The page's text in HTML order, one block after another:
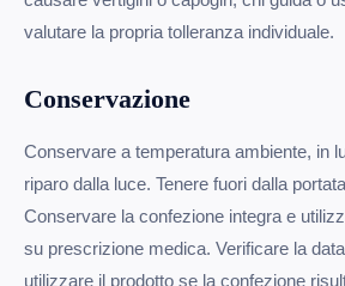
valutare la propria tolleranza individuale.
Conservazione
Conservare a temperatura ambiente, in
riparo dalla luce. Tenere fuori dalla
Conservare la confezione integra e
su prescrizione medica. Verificare la
utilizzare il prodotto se la confezione